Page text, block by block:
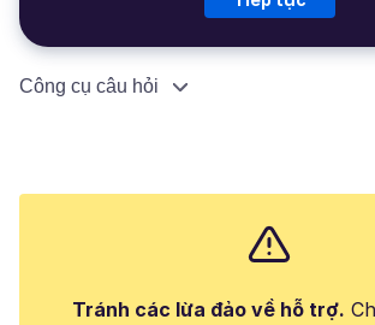
Công cụ câu hỏi
Tránh các lừa đảo về hỗ trợ.